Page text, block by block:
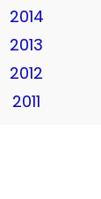
2014
2013
2012
2011